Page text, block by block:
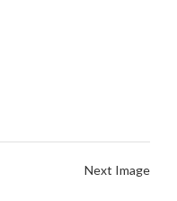
Next Image